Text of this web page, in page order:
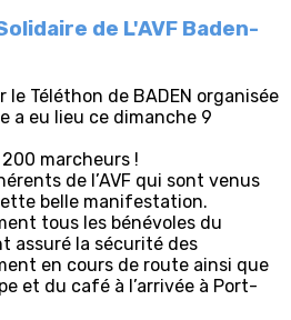
de L'AVF Baden-
le Téléthon de BADEN organisée
a eu lieu ce dimanche 9
marcheurs !
de l’AVF qui sont venus
belle manifestation.
tous les bénévoles du
assuré la sécurité des
en cours de route ainsi que
et du café à l’arrivée à Port-